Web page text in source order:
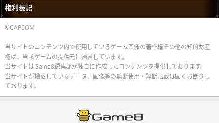
権利表記
©CAPCOM
当サイトのコンテンツ内で使用しているゲーム画像の著作権その他の知的財産
権は、当該ゲームの提供元に帰属しています。
当サイトはGame8編集部が独自に作成したコンテンツを提供しております。
当サイトが掲載しているデータ、画像等の無断使用・無断転載は固くお断りし
ております。